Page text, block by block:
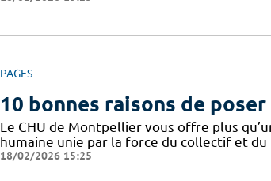
PAGES
10 bonnes raisons de
Le CHU de Montpellier vous offre plus
humaine unie par la force du collectif et
18/02/2026 15:25